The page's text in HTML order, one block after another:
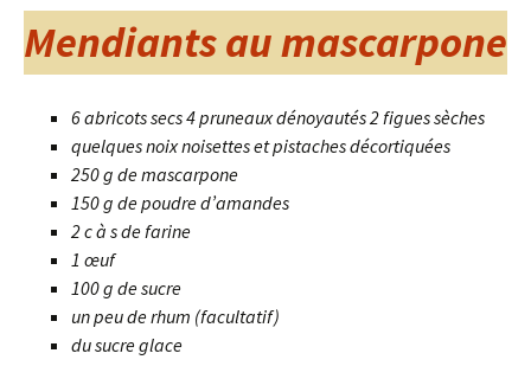
Mendiants au mascarpone
6 abricots secs 4 pruneaux dénoyautés 2 figues sèches
quelques noix noisettes et pistaches décortiquées
250 g de mascarpone
150 g de poudre d’amandes
2 c à s de farine
1 œuf
100 g de sucre
un peu de rhum (facultatif)
du sucre glace